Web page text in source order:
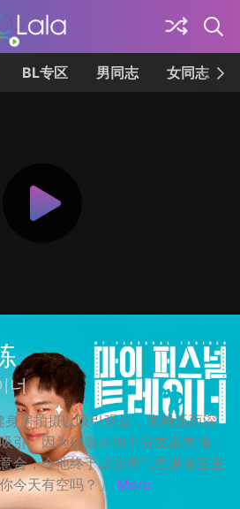
BL专区 男同志 女同志
너
房拍摄以吸引观众，未料反而深
引。因为硕勋对他十分友善热情，
合，令他终于鼓起勇气在淋浴室里
今天有空吗？」
More